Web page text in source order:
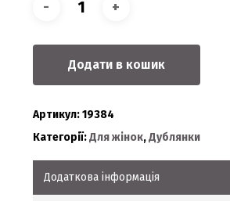
Додати в кошик
Артикул:19384
Категорії:Для жінок,Дублянки
Додаткова інформація